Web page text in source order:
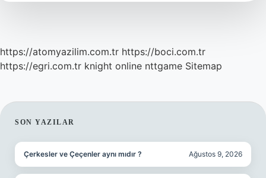
https://atomyazilim.com.tr https://boci.com.tr
https://egri.com.tr knight online nttgame Sitemap
SIDEBAR
SON YAZILAR
Çerkesler ve Çeçenler aynı mıdır ? Ağustos 9, 2026